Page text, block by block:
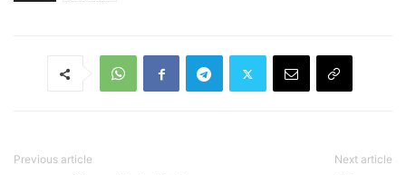
Previous article Next article